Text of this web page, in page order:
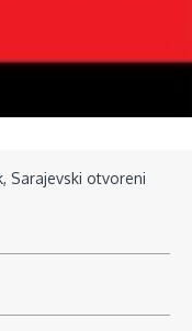
Sarajevski otvoreni